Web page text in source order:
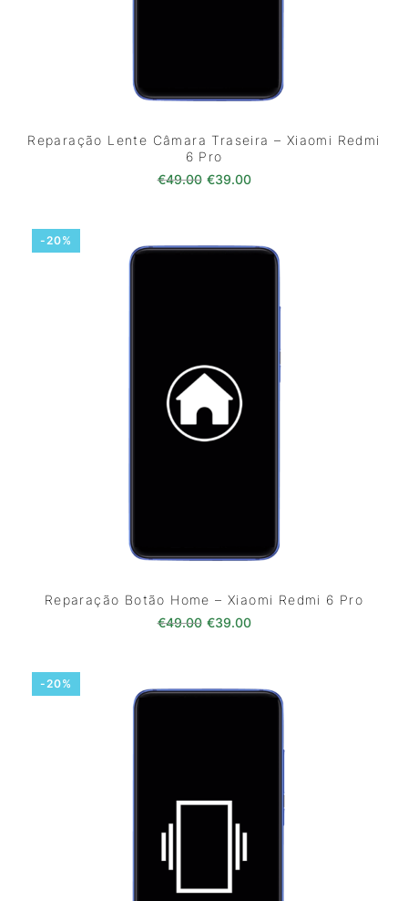
Reparação Lente Câmara Traseira – Xiaomi Redmi
6 Pro
€49.00 O preço original era: €49.00.
€39.00O preço atual é:
-20%
Reparação Botão Home – Xiaomi Redmi 6 Pro
€49.00 O preço original era: €49.00.
€39.00O preço atual é:
-20%